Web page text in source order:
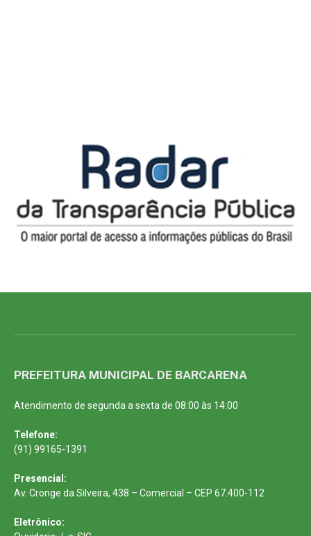
PREFEITURA MUNICIPAL DE BARCARENA
Atendimento de segunda a sexta de 08:00 às 14:00
Telefone:
(91) 99165-1391
Presencial:
Av. Cronge da Silveira, 438 – Comercial – CEP 67.400-112
Eletrônico: